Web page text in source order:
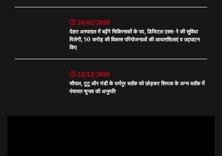
20/02/2020
देहरा अस्पताल में बढ़ेंगे चिकित्सकों के पद, डिजिटल एक्स-रे की सुविधा
मिलेगी, 50 करोड़ की विकास परियोजनाओं की आधारशिलाएं व उद्घाटन
किए
22/12/2020
चौपाल, टूटू और मंडी के धर्मपुर ब्लॉक को छोड़कर शिमला के अन्य ब्लॉक में
पंचायत चुनाव की अनुमति